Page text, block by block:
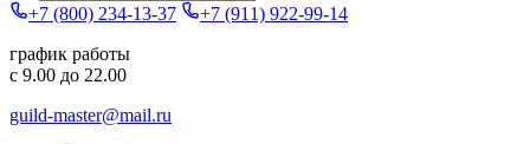
+7 (800) 234-13-37
+7 (911) 922-99-14
график работы
с 9.00 до 22.00
guild-master@mail.ru